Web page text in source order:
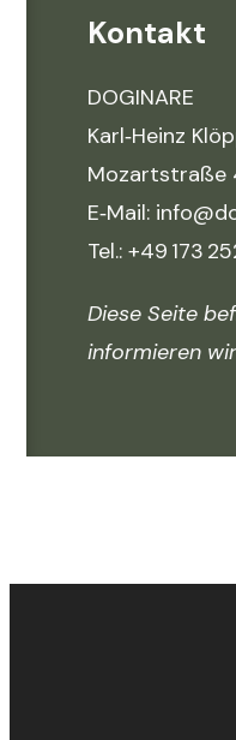
Kontakt
DOGINARE
Karl‑Heinz
Mozartstraße
E‑Mail: i
Tel.: +49 173
Diese Seite
informieren